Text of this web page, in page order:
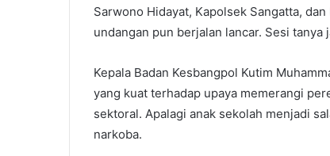
Sarwono Hidayat, Kapolsek Sangatta,
undangan pun berjalan lancar. Sesi
Kepala Badan Kesbangpol Kutim
yang kuat terhadap upaya memerangi
sektoral. Apalagi anak sekolah menjadi
narkoba.